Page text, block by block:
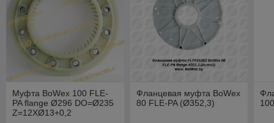
Муфта BoWex 100 FLE-
PA flange Ø296 DO=Ø235
Z=12XØ13+0,2
Фланцевая муфта BoWex
80 FLE-PA (Ø352,3)